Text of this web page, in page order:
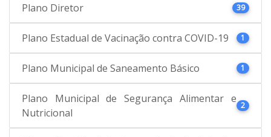
Plano Diretor 39
Plano Estadual de Vacinação contra COVID-19 1
Plano Municipal de Saneamento Básico 1
Plano Municipal de Segurança Alimentar e
Nutricional
2